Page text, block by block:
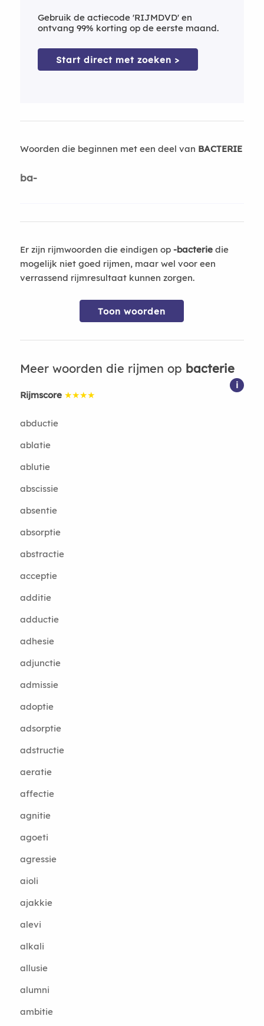
Gebruik de actiecode 'RIJMDVD' en
ontvang 99% korting op de eerste maand.
Start direct met zoeken >
Woorden die beginnen met een deel van BACTERIE
ba-
Er zijn rijmwoorden die eindigen op -bacteriedie
mogelijk niet goed rijmen, maar wel voor een
verrassend rijmresultaat kunnen zorgen.
Toon woorden
Meer woorden die rijmen op bacterie
i
Rijmscore ★★★★
abductie
ablatie
ablutie
abscissie
absentie
absorptie
abstractie
acceptie
additie
adductie
adhesie
adjunctie
admissie
adoptie
adsorptie
adstructie
aeratie
affectie
agnitie
agoeti
agressie
aioli
ajakkie
alevi
alkali
allusie
alumni
ambitie